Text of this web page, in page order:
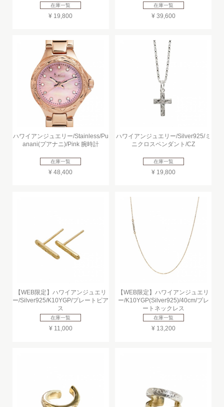
在庫一覧
¥ 19,800
在庫一覧
¥ 39,600
ハワイアンジュエリー/Stainless/Pu
anani(プアナニ)/Pink 腕時計
在庫一覧
¥ 48,400
ハワイアンジュエリー/Silver925/ミ
ニクロスペンダント/CZ
在庫一覧
¥ 19,800
【WEB限定】ハワイアンジュエリ
ー/Silver925/K10YGP/プレートピア
ス
在庫一覧
¥ 11,000
【WEB限定】ハワイアンジュエリ
ー/K10YGP(Silver925)/40cm/プレ
ートネックレス
在庫一覧
¥ 13,200